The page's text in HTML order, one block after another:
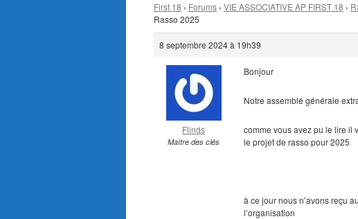
First 18 › Forums › VIE ASSOCIATIVE AP FIRST 18 ›
Rasso 2025
8 septembre 2024 à 19h39
Flinds
Maître des clés
Bonjour
Notre assemblé générale
comme vous avez pu le lire il
le projet de rasso pour 2025
à ce jour nous n’avons reçu
l’organisation